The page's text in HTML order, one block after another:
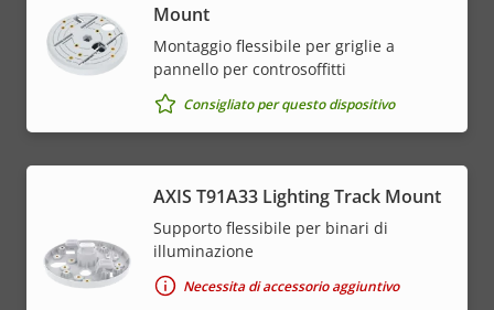
Mount
Montaggio flessibile per griglie a
pannello per controsoffitti
Consigliato per questo dispositivo
AXIS T91A33 Lighting Track Mount
Supporto flessibile per binari di
illuminazione
Necessita di accessorio aggiuntivo